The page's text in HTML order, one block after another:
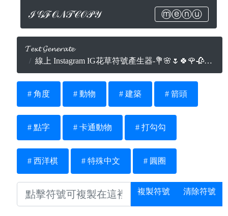
ℐ𝒢ℱ𝒪𝒩𝒯𝒞𝒪𝒫𝒴 ⓜⓔⓝⓤ
𝓣𝓮𝔁𝓽 𝓖𝓮𝓷𝓮𝓻𝓪𝓽𝓮
線上 Instagram IG花草符號產生器-💐🌸🌷🍀🌹🥀🌻🌺
# 角度 # 動物 # 建築 # 箭頭
# 點字 # 卡通動物 # 打勾勾
# 西洋棋 # 特殊中文 # 圓圈
複製符號 清除符號